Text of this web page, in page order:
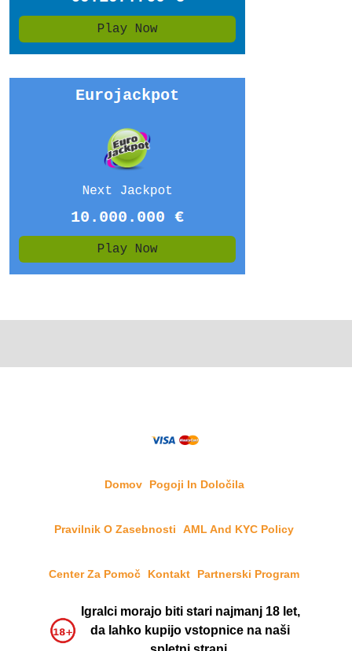
Domov Pogoji In Določila
Pravilnik O Zasebnosti AML And KYC Policy
Center Za Pomoč Kontakt Partnerski Program
Igralci morajo biti stari najmanj 18 let,
da lahko kupijo vstopnice na naši